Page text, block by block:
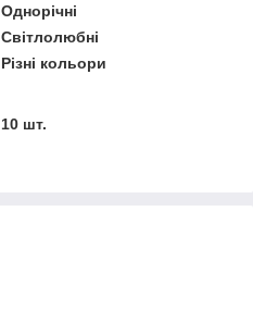
Однорічні
Світлолюбні
Різні кольори
10 шт.